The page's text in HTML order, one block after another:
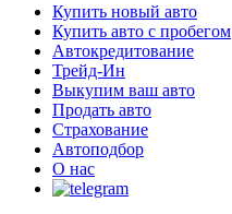
Купить новый авто
Купить авто с пробегом
Автокредитование
Трейд-Ин
Выкупим ваш авто
Продать авто
Страхование
Автоподбор
О нас